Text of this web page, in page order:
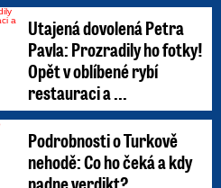
Utajená dovolená Petra
Pavla: Prozradily ho fotky!
Opět v oblíbené rybí
restauraci a ...
Podrobnosti o Turkově
nehodě: Co ho čeká a kdy
padne verdikt?